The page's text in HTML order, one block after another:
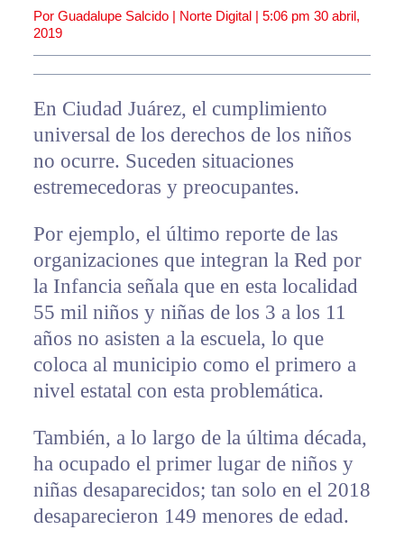
Por Guadalupe Salcido | Norte Digital | 5:06 pm 30 abril,
2019
En Ciudad Juárez, el cumplimiento
universal de los derechos de los niños
no ocurre. Suceden situaciones
estremecedoras y preocupantes.
Por ejemplo, el último reporte de las
organizaciones que integran la Red por
la Infancia señala que en esta localidad
55 mil niños y niñas de los 3 a los 11
años no asisten a la escuela, lo que
coloca al municipio como el primero a
nivel estatal con esta problemática.
También, a lo largo de la última década,
ha ocupado el primer lugar de niños y
niñas desaparecidos; tan solo en el 2018
desaparecieron 149 menores de edad.